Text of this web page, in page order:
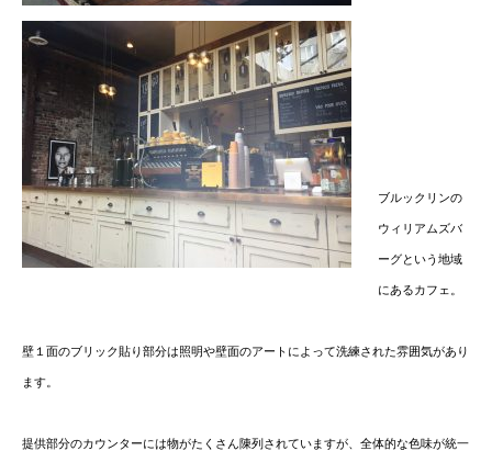
ブルックリンの
ウィリアムズバ
ーグという地域
にあるカフェ。
壁１面のブリック貼り部分は照明や壁面のアートによって洗練された雰囲気があり
ます。
提供部分のカウンターには物がたくさん陳列されていますが、全体的な色味が統一